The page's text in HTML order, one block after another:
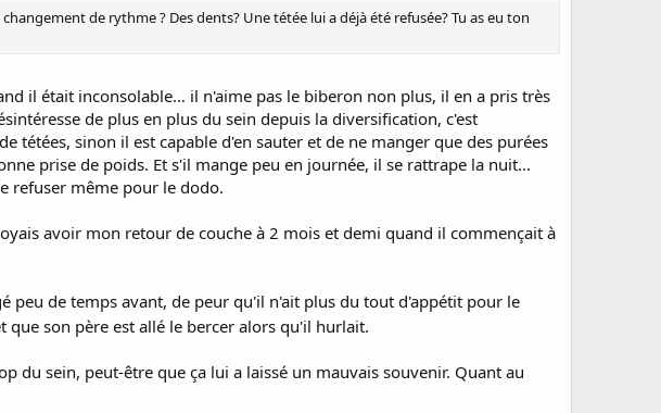
de rythme ? Des dents? Une tétée lui a déjà été refusée? Tu as eu ton
il était inconsolable… il n'aime pas le biberon non plus, il en a pris très
de plus en plus du sein depuis la diversification, c'est
tétées, sinon il est capable d'en sauter et de ne manger que des purées
prise de poids. Et s'il mange peu en journée, il se rattrape la nuit…
refuser même pour le dodo.
avoir mon retour de couche à 2 mois et demi quand il commençait à
peu de temps avant, de peur qu'il n'ait plus du tout d'appétit pour le
son père est allé le bercer alors qu'il hurlait.
du sein, peut-être que ça lui a laissé un mauvais souvenir. Quant au